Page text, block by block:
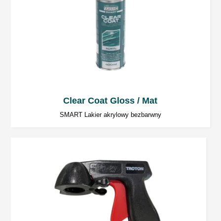
W celu bezpieczeństwa należy zawsze
postępować zgodnie z danymi zawartymi w
Karcie Charakterystyki Substancji
Niebezpiecznej dla danego wyrobu.
Clear Coat Gloss / Mat
SMART Lakier akrylowy bezbarwny